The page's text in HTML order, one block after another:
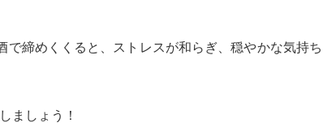
締めくくると、ストレスが和らぎ、穏やかな気持ち
ましょう！